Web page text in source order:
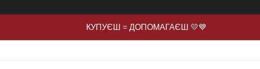
КУПУЄШ = ДОПОМАГАЄШ 💛💙